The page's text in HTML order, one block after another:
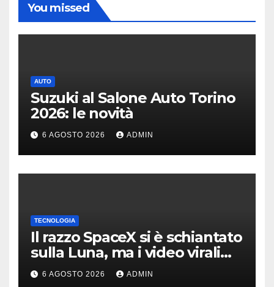
You missed
AUTO
Suzuki al Salone Auto Torino
2026: le novità
6 AGOSTO 2026 ADMIN
TECNOLOGIA
Il razzo SpaceX si è schiantato
sulla Luna, ma i video virali
erano quasi tutti falsi
6 AGOSTO 2026 ADMIN